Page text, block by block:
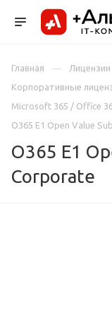
Главная
Корпоративные
Microsoft 365 / Office
O365 E1 Open Value
O365 E1
Corporate